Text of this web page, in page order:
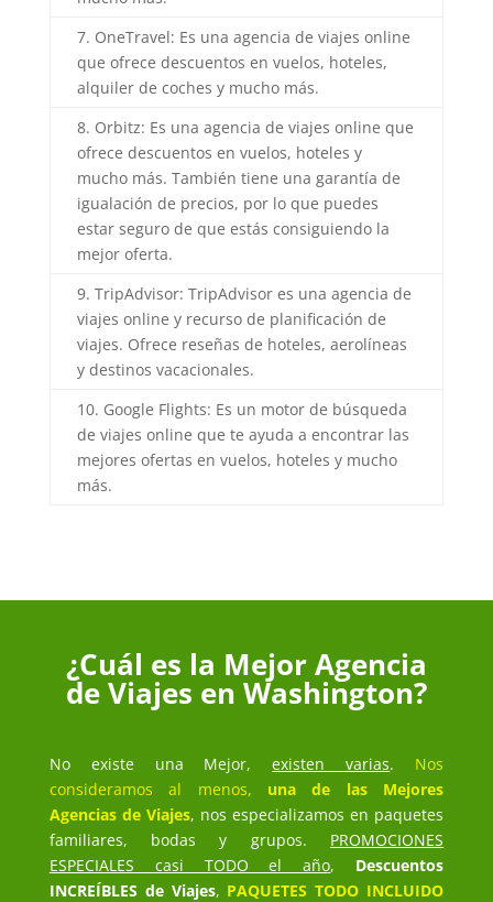
7. OneTravel: Es una agencia de viajes online
que ofrece descuentos en vuelos, hoteles,
alquiler de coches y mucho más.
8. Orbitz: Es una agencia de viajes online que
ofrece descuentos en vuelos, hoteles y
mucho más. También tiene una garantía de
igualación de precios, por lo que puedes
estar seguro de que estás consiguiendo la
mejor oferta.
9. TripAdvisor: TripAdvisor es una agencia de
viajes online y recurso de planificación de
viajes. Ofrece reseñas de hoteles, aerolíneas
y destinos vacacionales.
10. Google Flights: Es un motor de búsqueda
de viajes online que te ayuda a encontrar las
mejores ofertas en vuelos, hoteles y mucho
más.
¿Cuál es la Mejor Agencia
de Viajes en Washington?
No existe una Mejor,existen varias. Nos
consideramos al menos, una de las Mejores
Agencias de Viajes, nos especializamos en paquetes
familiares, bodas y grupos. PROMOCIONES
ESPECIALES casi TODO el año, Descuentos
INCREÍBLES de Viajes, PAQUETES TODO INCLUIDO